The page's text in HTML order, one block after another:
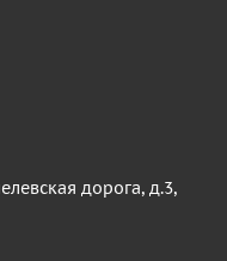
дорога, д.3,